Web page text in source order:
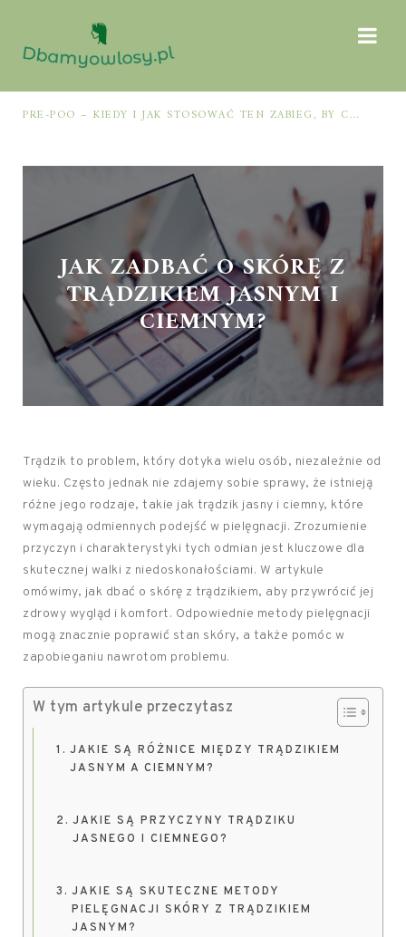
PRE-POO – KIEDY I JAK STOSOWAĆ TEN ZABIEG, BY CHRONIĆ I NAWILŻAĆ WŁOSY PRZED MYCIEM SZAMPONEM
JAK ZADBAĆ O SKÓRĘ Z
TRĄDZIKIEM JASNYM I
CIEMNYM?
Trądzik to problem, który dotyka wielu osób, niezależnie od
wieku. Często jednak nie zdajemy sobie sprawy, że istnieją
różne jego rodzaje, takie jak trądzik jasny i ciemny, które
wymagają odmiennych podejść w pielęgnacji. Zrozumienie
przyczyn i charakterystyki tych odmian jest kluczowe dla
skutecznej walki z niedoskonałościami. W artykule
omówimy, jak dbać o skórę z trądzikiem, aby przywrócić jej
zdrowy wygląd i komfort. Odpowiednie metody pielęgnacji
mogą znacznie poprawić stan skóry, a także pomóc w
zapobieganiu nawrotom problemu.
W tym artykule przeczytasz
JAKIE SĄ RÓŻNICE MIĘDZY TRĄDZIKIEM
JASNYM A CIEMNYM?
JAKIE SĄ PRZYCZYNY TRĄDZIKU
JASNEGO I CIEMNEGO?
JAKIE SĄ SKUTECZNE METODY
PIELĘGNACJI SKÓRY Z TRĄDZIKIEM
JASNYM?